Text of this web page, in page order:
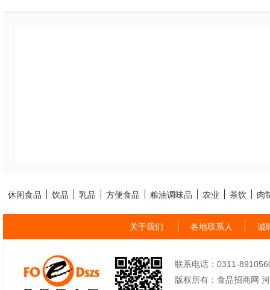
休闲食品 饮品 乳品 方便食品 粮油调味品 农业 茶饮 肉
关于我们 各地联系人 诚
联系电话：0311-
版权所有：食品招商网